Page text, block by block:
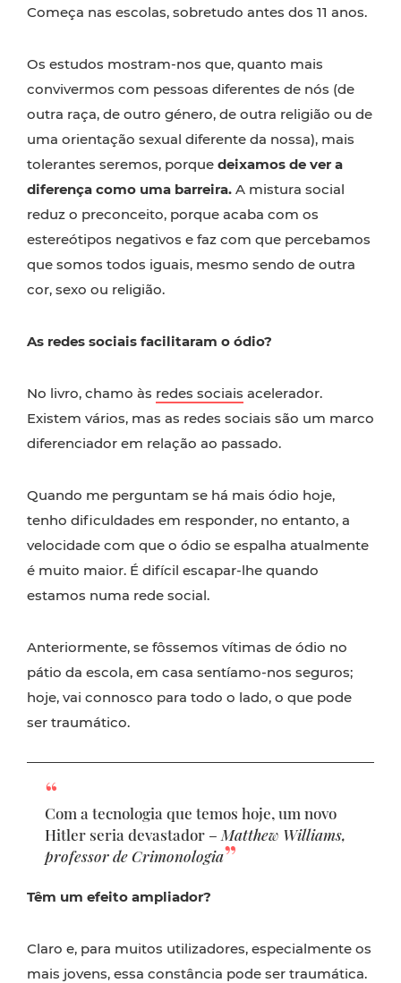
Começa nas escolas, sobretudo antes dos 11 anos.
Os estudos mostram-nos que, quanto mais
convivermos com pessoas diferentes de nós (de
outra raça, de outro género, de outra religião ou de
uma orientação sexual diferente da nossa), mais
tolerantes seremos, porque deixamos de ver a
diferença como uma barreira. A mistura social
reduz o preconceito, porque acaba com os
estereótipos negativos e faz com que percebamos
que somos todos iguais, mesmo sendo de outra
cor, sexo ou religião.
As redes sociais facilitaram o ódio?
No livro, chamo às redes sociais acelerador.
Existem vários, mas as redes sociais são um marco
diferenciador em relação ao passado.
Quando me perguntam se há mais ódio hoje,
tenho dificuldades em responder, no entanto, a
velocidade com que o ódio se espalha atualmente
é muito maior. É difícil escapar-lhe quando
estamos numa rede social.
Anteriormente, se fôssemos vítimas de ódio no
pátio da escola, em casa sentíamo-nos seguros;
hoje, vai connosco para todo o lado, o que pode
ser traumático.
Com a tecnologia que temos hoje, um novo
Hitler seria devastador – Matthew Williams,
professor de Crimonologia
Têm um efeito ampliador?
Claro e, para muitos utilizadores, especialmente os
mais jovens, essa constância pode ser traumática.